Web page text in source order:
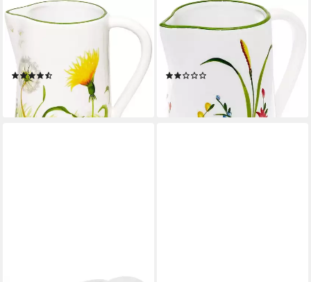
LASHUMA
Wasserkrug Pusteblume, (1-
tlg., 19 cm (1,5 l), italienischer
Krug Keramik handgemacht
44,88 €
lieferbar - in 2-3 Werktagen bei dir
LASHUMA
Wasserkrug Blumenwiese, (1-
tlg., ca. 19 cm (1,5 l), Großer
Keramik Teekrug aus Italien
lieferbar - in 2-3 Werktagen bei dir